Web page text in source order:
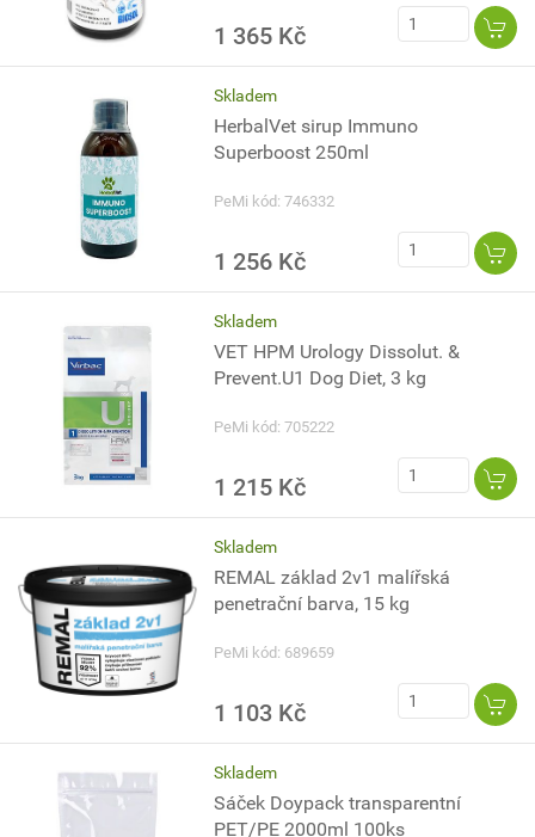
1 365 Kč
Skladem
HerbalVet sirup Immuno
Superboost 250ml
PeMi kód: 746332
1 256 Kč
Skladem
VET HPM Urology Dissolut. &
Prevent.U1 Dog Diet, 3 kg
PeMi kód: 705222
1 215 Kč
Skladem
REMAL základ 2v1 malířská
penetrační barva, 15 kg
PeMi kód: 689659
1 103 Kč
Skladem
Sáček Doypack transparentní
PET/PE 2000ml 100ks